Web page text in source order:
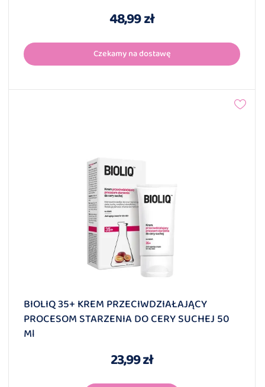
48,99 zł
Czekamy na dostawę
BIOLIQ 35+ KREM PRZECIWDZIAŁAJĄCY
PROCESOM STARZENIA DO CERY SUCHEJ 50
Ml
23,99 zł